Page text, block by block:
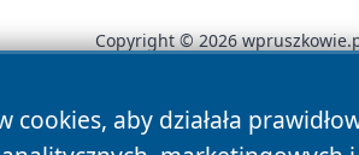
cookies, aby działała
Copyright © 2026
News Autorzy Polityka